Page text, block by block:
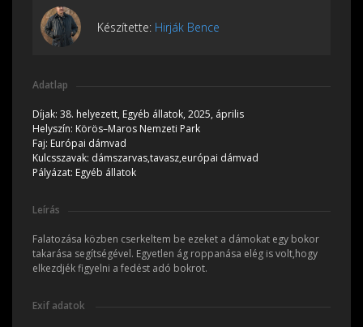
Készítette: Hirják Bence
Adatlap
Díjak: 38. helyezett, Egyéb állatok, 2025, április
Helyszín: Körös–Maros Nemzeti Park
Faj: Európai dámvad
Kulcsszavak: dámszarvas,tavasz,európai dámvad
Pályázat: Egyéb állatok
Leírás
Falatozása közben cserkeltem be ezeket a dámokat egy bokor
takarása segítségével. Egyetlen ág roppanása elég is volt,hogy
elkezdjék figyelni a fedést adó bokrot.
Exif adatok